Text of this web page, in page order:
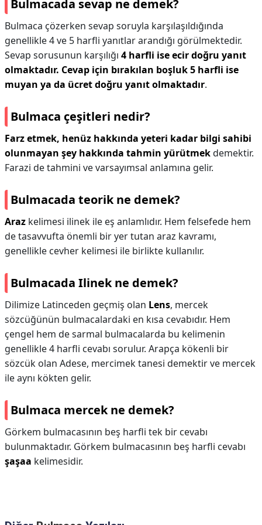
Bulmacada sevap ne demek?
Bulmaca çözerken sevap soruyla karşılaşıldığında
genellikle 4 ve 5 harfli yanıtlar arandığı görülmektedir.
Sevap sorusunun karşılığı 4 harfli ise ecir doğru yanıt
olmaktadır. Cevap için bırakılan boşluk 5 harfli ise
muyan ya da ücret doğru yanıt olmaktadır.
Bulmaca çeşitleri nedir?
Farz etmek, henüz hakkında yeteri kadar bilgi sahibi
olunmayan şey hakkında tahmin yürütmekdemektir.
Farazi de tahmini ve varsayımsal anlamına gelir.
Bulmacada teorik ne demek?
Araz kelimesi ilinek ile eş anlamlıdır. Hem felsefede hem
de tasavvufta önemli bir yer tutan araz kavramı,
genellikle cevher kelimesi ile birlikte kullanılır.
Bulmacada Ilinek ne demek?
Dilimize Latinceden geçmiş olan Lens, mercek
sözcüğünün bulmacalardaki en kısa cevabıdır. Hem
çengel hem de sarmal bulmacalarda bu kelimenin
genellikle 4 harfli cevabı sorulur. Arapça kökenli bir
sözcük olan Adese, mercimek tanesi demektir ve mercek
ile aynı kökten gelir.
Bulmaca mercek ne demek?
Görkem bulmacasının beş harfli tek bir cevabı
bulunmaktadır. Görkem bulmacasının beş harfli cevabı
şaşaa kelimesidir.